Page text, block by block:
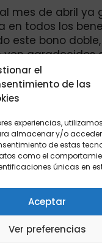
el
de las
experiencias,
almacenar y/o
de estas
como el
únicas en
Aceptar
Ver preferencias
mes de abril ya
en todos los
este bono
ven agradecidos
administra el
así que muy
que ver con el
al
de
en